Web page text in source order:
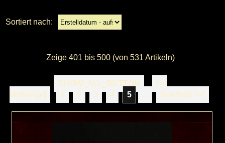
Sortiert nach:
Zeige 401bis 500(von 531Artikeln)
SHOW_ALL_BUTTON
[<<
Vorherige]
1 2 3 4 5 ... [Nächste >>]